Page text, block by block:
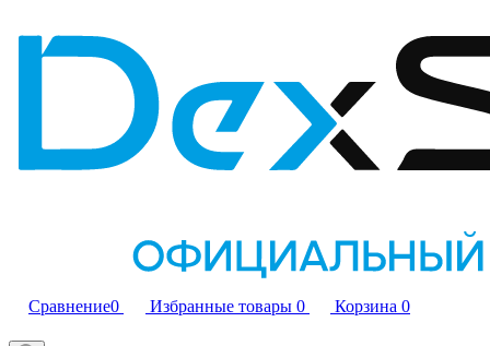
Сравнение0 Избранные товары 0 Корзина 0